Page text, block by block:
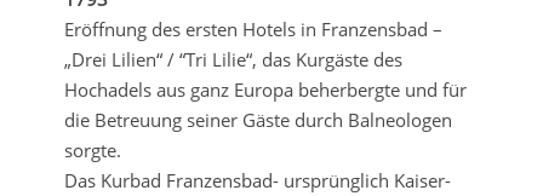
Eröffnung des ersten Hotels in Franzensbad –
„Drei Lilien“ / “Tri Lilie“, das Kurgäste des
Hochadels aus ganz Europa beherbergte und für
die Betreuung seiner Gäste durch Balneologen
sorgte.
Das Kurbad Franzensbad- ursprünglich Kaiser-